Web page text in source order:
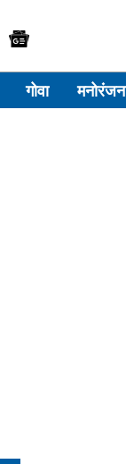
गोवा मनोरंजन